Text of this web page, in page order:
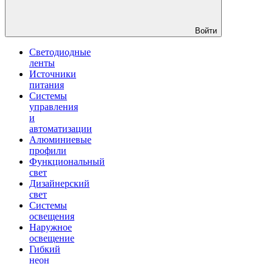
Войти
Светодиодные
ленты
Источники
питания
Системы
управления
и
автоматизации
Алюминиевые
профили
Функциональный
свет
Дизайнерский
свет
Системы
освещения
Наружное
освещение
Гибкий
неон